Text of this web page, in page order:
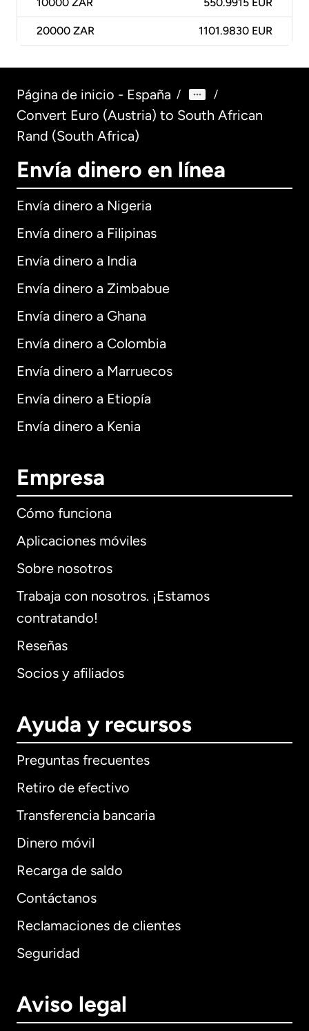
10000 ZAR 550.9915 EUR
20000 ZAR 1101.9830 EUR
Página de inicio - España / /
Convert Euro (Austria) to South African
Rand (South Africa)
Envía dinero en línea
Envía dinero a Nigeria
Envía dinero a Filipinas
Envía dinero a India
Envía dinero a Zimbabue
Envía dinero a Ghana
Envía dinero a Colombia
Envía dinero a Marruecos
Envía dinero a Etiopía
Envía dinero a Kenia
Empresa
Cómo funciona
Aplicaciones móviles
Sobre nosotros
Trabaja con nosotros. ¡Estamos
contratando!
Reseñas
Socios y afiliados
Ayuda y recursos
Preguntas frecuentes
Retiro de efectivo
Transferencia bancaria
Dinero móvil
Recarga de saldo
Contáctanos
Reclamaciones de clientes
Seguridad
Aviso legal